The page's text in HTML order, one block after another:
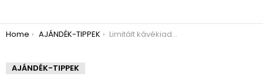
You are here:
Home AJÁNDÉK-TIPPEK Limitált kávékiadások – különleges kapszulák és szemes kávék, exkluzív ízvariációk Tchibo-tól!
AJÁNDÉK-TIPPEK